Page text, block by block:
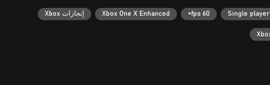
Single player
60 fps+
Xbox One X Enhanced إنجازات Xbox